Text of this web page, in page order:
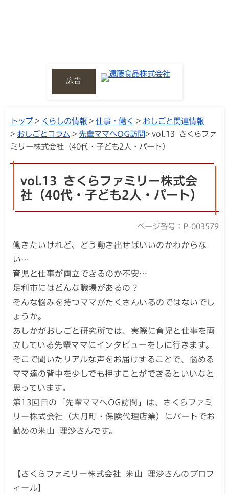
広告
トップ> くらしの情報 > 仕事・働く > おしごと関連情報
> おしごとコラム > 先輩ママへOG訪問> vol.13 さくらファ
ミリー株式会社（40代・子ども2人・パート）
vol.13 さくらファミリー株式会
社（40代・子ども2人・パート）
ページ番号：P-003579
働きたいけれど、どう動き出せばいいのかわからな
い…
育児と仕事が両立できるのか不安…
足利市にはどんな職場があるの？
そんな悩みを持つママがたくさんいるのではないでし
ょうか。
あしかがおしごと研究所では、実際に育児と仕事を両
立している先輩ママにインタビューをしに行きます。
そこで聞いたリアルな声をお届けすることで、悩める
ママ達の背中を少しでも押すことができるといいなと
思っています。
第13回目の「先輩ママへOG訪問」は、さくらファミ
リー株式会社（大月町・保険代理店業）にパートでお
勤めの米山 理沙さんです。
【さくらファミリー株式会社 米山 理沙さんのプロフ
ィール】